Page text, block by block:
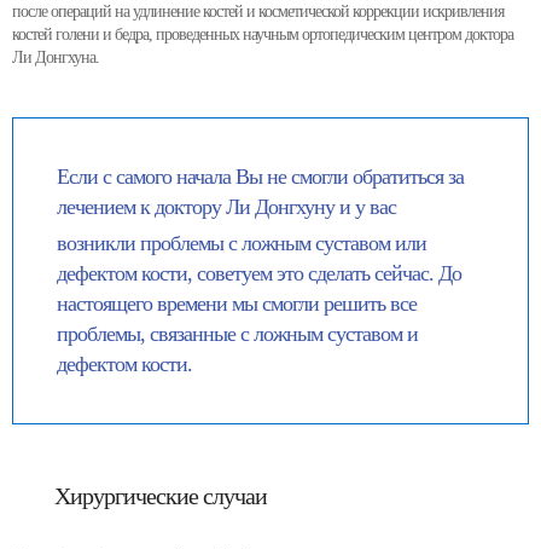
после операций на удлинение костей и косметической коррекции искривления
костей голени и бедра, проведенных научным ортопедическим центром доктора
Ли Донгхуна.
Если с самого начала Вы не смогли обратиться за
лечением к доктору Ли Донгхуну и у вас
возникли проблемы с ложным суставом или
дефектом кости, советуем это сделать сейчас. До
настоящего времени мы смогли решить все
проблемы, связанные с ложным суставом и
дефектом кости.
Хирургические случаи